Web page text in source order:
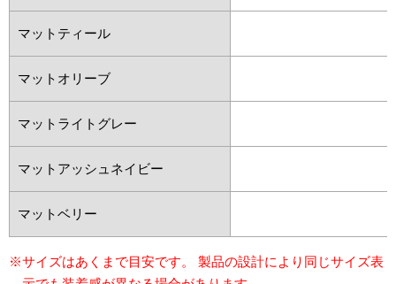
マットティール
マットオリーブ
マットライトグレー
マットアッシュネイビー
マットベリー
※サイズはあくまで目安です。 製品の設計により同じサイズ表